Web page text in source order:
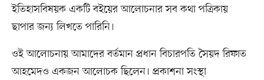
ইতিহাসবিষয়ক একটি বইয়ের আলোচনার সব কথা পত্রিকায়
ছাপার জন্য লিখতে পারিনি।
ওই আলোচনায় আমাদের বর্তমান প্রধান বিচারপতি সৈয়দ রিফাত
আহমেদও একজন আলোচক ছিলেন। প্রকাশনা সংস্থা